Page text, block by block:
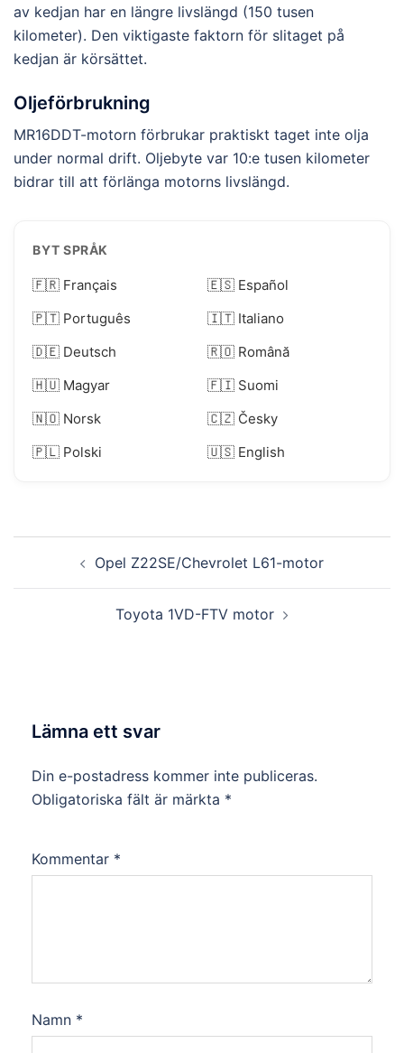
av kedjan har en längre livslängd (150 tusen
kilometer). Den viktigaste faktorn för slitaget på
kedjan är körsättet.
Oljeförbrukning
MR16DDT-motorn förbrukar praktiskt taget inte olja
under normal drift. Oljebyte var 10:e tusen kilometer
bidrar till att förlänga motorns livslängd.
BYT SPRÅK
🇫🇷 Français
🇪🇸 Español
🇵🇹 Português
🇮🇹 Italiano
🇩🇪 Deutsch
🇷🇴 Română
🇭🇺 Magyar
🇫🇮 Suomi
🇳🇴 Norsk
🇨🇿 Česky
🇵🇱 Polski
🇺🇸 English
Opel Z22SE/Chevrolet L61-motor
Toyota 1VD-FTV motor
Lämna ett svar
Din e-postadress kommer inte publiceras.
Obligatoriska fält är märkta *
Kommentar *
Namn *